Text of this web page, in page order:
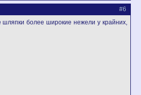
#6
более широкие нежели у крайних,